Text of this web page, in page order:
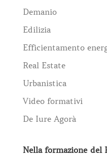
Demanio
Edilizia
Efficientamento
Real Estate
Urbanistica
Video formativi
De Iure Agorà
Nella formazione del